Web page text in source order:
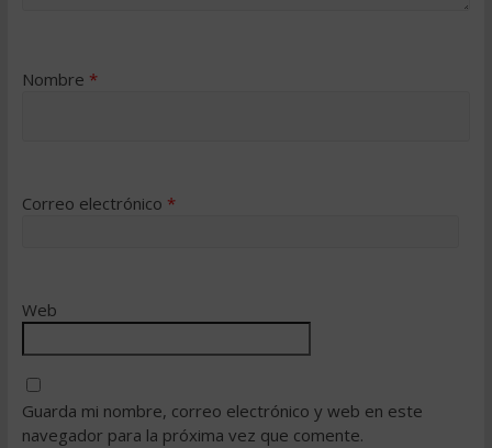
Nombre *
Correo electrónico *
Web
Guarda mi nombre, correo electrónico y web en este
navegador para la próxima vez que comente.